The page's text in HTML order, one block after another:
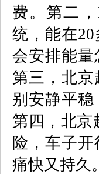
费。第二，
统，能在20
会安排能
第三，北
别安静平
第四，北京
险，车子
痛快又持久。